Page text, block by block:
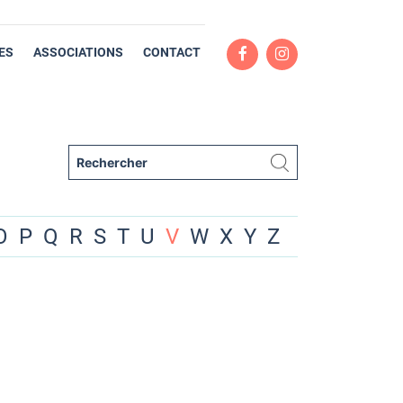
ASSOCIATIONS CONTACT
P Q R S T U V W X Y Z